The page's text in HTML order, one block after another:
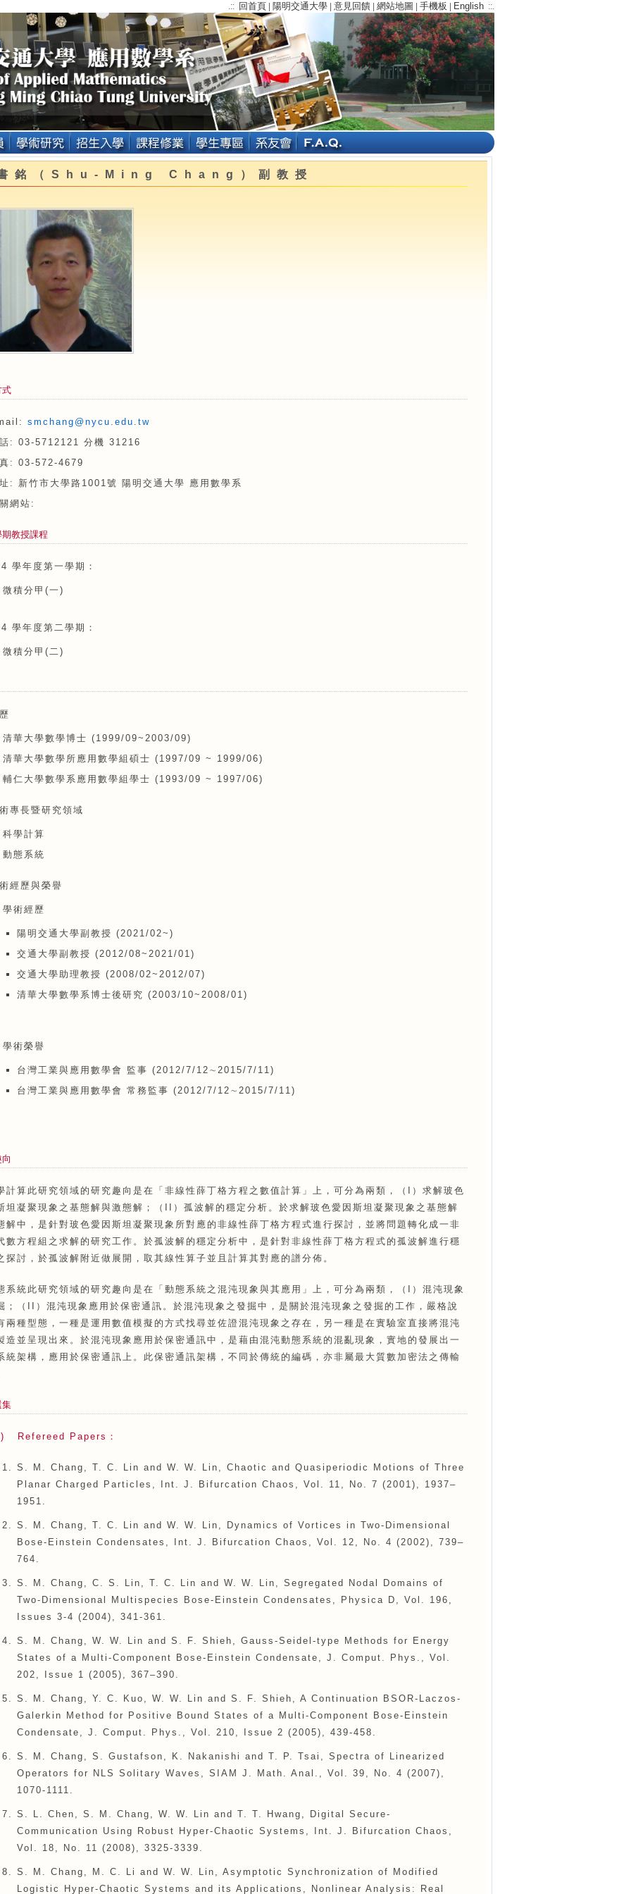
.:: 回首頁 陽明交通大學| 意見回饋| 網站地圖 手機板 English::.
銘（Shu-Ming Chang）副教授
式
smchang@nycu.edu.tw
: 03-5712121 分機 31216
: 03-572-4679
: 新竹市大學路1001號 陽明交通大學 應用數學系
關網站:
教授課程
學年度第一學期：
微積分甲(一)
學年度第二學期：
微積分甲(二)
清華大學數學博士 (1999/09~2003/09)
清華大學數學所應用數學組碩士 (1997/09 ~ 1999/06)
輔仁大學數學系應用數學組學士 (1993/09 ~ 1997/06)
專長暨研究領域
科學計算
動態系統
經歷與榮譽
學術經歷
陽明交通大學副教授 (2021/02~)
交通大學副教授 (2012/08~2021/01)
交通大學助理教授 (2008/02~2012/07)
清華大學數學系博士後研究 (2003/10~2008/01)
學術榮譽
台灣工業與應用數學會 監事 (2012/7/12∼2015/7/11)
台灣工業與應用數學會 常務監事 (2012/7/12∼2015/7/11)
計算此研究領域的研究趣向是在「非線性薛丁格方程之數值計算」上，可分為兩類，（I）求解玻色
坦凝聚現象之基態解與激態解；（II）孤波解的穩定分析。於求解玻色愛因斯坦凝聚現象之基態解
解中，是針對玻色愛因斯坦凝聚現象所對應的非線性薛丁格方程式進行探討，並將問題轉化成一非
數方程組之求解的研究工作。於孤波解的穩定分析中，是針對非線性薛丁格方程式的孤波解進行穩
探討，於孤波解附近做展開，取其線性算子並且計算其對應的譜分佈。
系統此研究領域的研究趣向是在「動態系統之混沌現象與其應用」上，可分為兩類，（I）混沌現象
；（II）混沌現象應用於保密通訊。於混沌現象之發掘中，是關於混沌現象之發掘的工作，嚴格說
兩種型態，一種是運用數值模擬的方式找尋並佐證混沌現象之存在，另一種是在實驗室直接將混沌
造並呈現出來。於混沌現象應用於保密通訊中，是藉由混沌動態系統的混亂現象，實地的發展出一
統架構，應用於保密通訊上。此保密通訊架構，不同於傳統的編碼，亦非屬最大質數加密法之傳輸
集
Refereed Papers：
S. M. Chang, T. C. Lin and W. W. Lin, Chaotic and Quasiperiodic Motions of Three
Planar Charged Particles, Int. J. Bifurcation Chaos, Vol. 11, No. 7 (2001), 1937–
1951.
S. M. Chang, T. C. Lin and W. W. Lin, Dynamics of Vortices in Two-Dimensional
Bose-Einstein Condensates, Int. J. Bifurcation Chaos, Vol. 12, No. 4 (2002), 739–
764.
S. M. Chang, C. S. Lin, T. C. Lin and W. W. Lin, Segregated Nodal Domains of
Two-Dimensional Multispecies Bose-Einstein Condensates, Physica D, Vol. 196,
Issues 3-4 (2004), 341-361.
S. M. Chang, W. W. Lin and S. F. Shieh, Gauss-Seidel-type Methods for Energy
States of a Multi-Component Bose-Einstein Condensate, J. Comput. Phys., Vol.
202, Issue 1 (2005), 367–390.
S. M. Chang, Y. C. Kuo, W. W. Lin and S. F. Shieh, A Continuation BSOR-Laczos-
Galerkin Method for Positive Bound States of a Multi-Component Bose-Einstein
Condensate, J. Comput. Phys., Vol. 210, Issue 2 (2005), 439-458.
S. M. Chang, S. Gustafson, K. Nakanishi and T. P. Tsai, Spectra of Linearized
Operators for NLS Solitary Waves, SIAM J. Math. Anal., Vol. 39, No. 4 (2007),
1070-1111.
S. L. Chen, S. M. Chang, W. W. Lin and T. T. Hwang, Digital Secure-
Communication Using Robust Hyper-Chaotic Systems, Int. J. Bifurcation Chaos,
Vol. 18, No. 11 (2008), 3325-3339.
S. M. Chang, M. C. Li and W. W. Lin, Asymptotic Synchronization of Modified
Logistic Hyper-Chaotic Systems and its Applications, Nonlinear Analysis: Real